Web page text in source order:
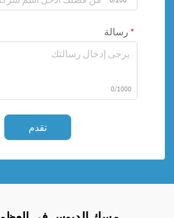
رسالة
0/1000
تقدم